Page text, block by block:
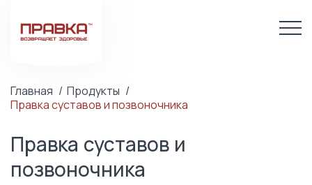
Главная
Продукты
Правка суставов и позвоночника
Правка суставов и
позвоночника